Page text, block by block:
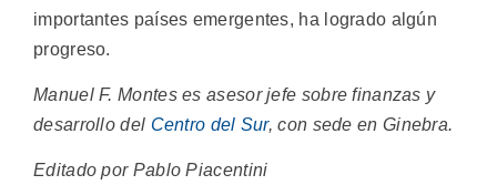
importantes países emergentes, ha logrado algún
progreso.
Manuel F. Montes es asesor jefe sobre finanzas y
desarrollo del Centro del Sur, con sede en Ginebra.
Editado por Pablo Piacentini